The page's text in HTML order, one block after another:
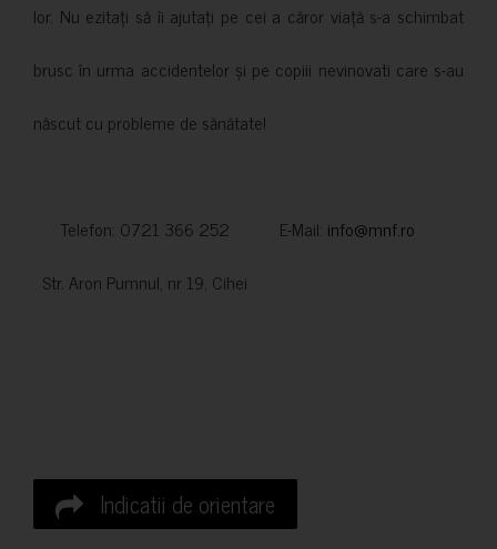
lor. Nu ezitați să îi ajutați pe cei a căror viață s-a schimbat
brusc în urma accidentelor și pe copiii nevinovati care s-au
născut cu probleme de sănătate!
Telefon: 0721 366 252 E-Mail: info@mnf.ro
Str. Aron Pumnul, nr 19, Cihei
Indicatii de orientare